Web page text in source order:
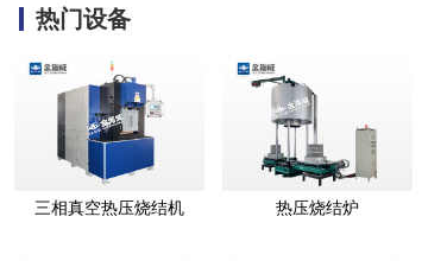
三相真空热压烧结机 热压烧结炉
热门设备